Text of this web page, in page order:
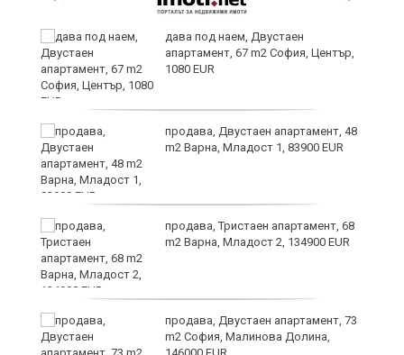
дава под наем, Двустаен
апартамент, 67 m2 София, Център,
1080 EUR
продава, Двустаен апартамент, 48
m2 Варна, Младост 1, 83900 EUR
продава, Тристаен апартамент, 68
m2 Варна, Младост 2, 134900 EUR
продава, Двустаен апартамент, 73
m2 София, Малинова Долина,
146000 EUR